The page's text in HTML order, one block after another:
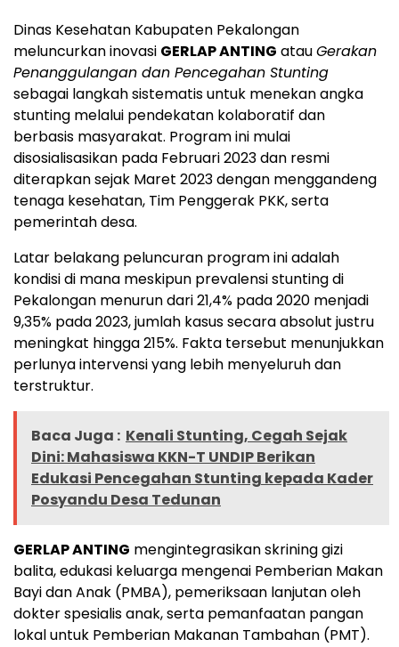
Dinas Kesehatan Kabupaten Pekalongan
meluncurkan inovasi GERLAP ANTING atauGerakan
Penanggulangan dan Pencegahan Stunting
sebagai langkah sistematis untuk menekan angka
stunting melalui pendekatan kolaboratif dan
berbasis masyarakat. Program ini mulai
disosialisasikan pada Februari 2023 dan resmi
diterapkan sejak Maret 2023 dengan menggandeng
tenaga kesehatan, Tim Penggerak PKK, serta
pemerintah desa.
Latar belakang peluncuran program ini adalah
kondisi di mana meskipun prevalensi stunting di
Pekalongan menurun dari 21,4% pada 2020 menjadi
9,35% pada 2023, jumlah kasus secara absolut justru
meningkat hingga 215%. Fakta tersebut menunjukkan
perlunya intervensi yang lebih menyeluruh dan
terstruktur.
Baca Juga : Kenali Stunting, Cegah Sejak
Dini: Mahasiswa KKN-T UNDIP Berikan
Edukasi Pencegahan Stunting kepada Kader
Posyandu Desa Tedunan
GERLAP ANTING mengintegrasikan skrining gizi
balita, edukasi keluarga mengenai Pemberian Makan
Bayi dan Anak (PMBA), pemeriksaan lanjutan oleh
dokter spesialis anak, serta pemanfaatan pangan
lokal untuk Pemberian Makanan Tambahan (PMT).